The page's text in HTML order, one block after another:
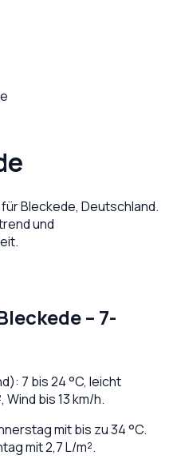
Bleckede, Deutschland.
und
– 7-
): 7 bis24°C, leicht
Wind bis13km/h.
mit bis zu 34 °C.
mit 2,7 L/m².